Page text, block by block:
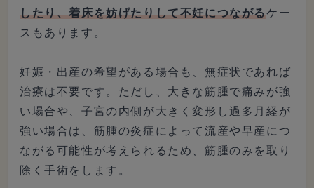
したり、着床を妨げたりして不妊につながるケー
スもあります。
妊娠・出産の希望がある場合も、無症状であれば
治療は不要です。ただし、大きな筋腫で痛みが強
い場合や、子宮の内側が大きく変形し過多月経が
強い場合は、筋腫の炎症によって流産や早産につ
ながる可能性が考えられるため、筋腫のみを取り
除く手術をします。